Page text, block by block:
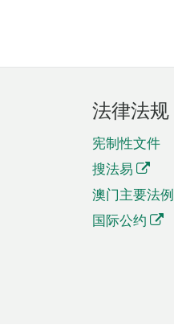
法律法规
宪制性文件
搜法易
澳门主要法例
国际公约